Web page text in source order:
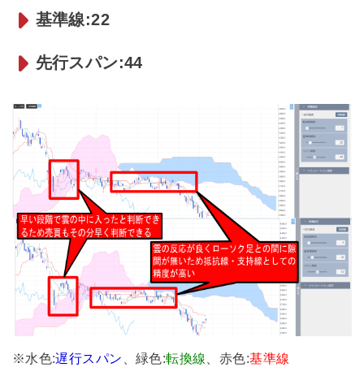
基準線:22
先行スパン:44
※水色:遅行スパン 、緑色:転換線 、赤色:基準線